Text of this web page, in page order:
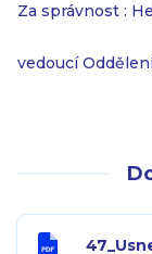
Za správnost :
vedoucí